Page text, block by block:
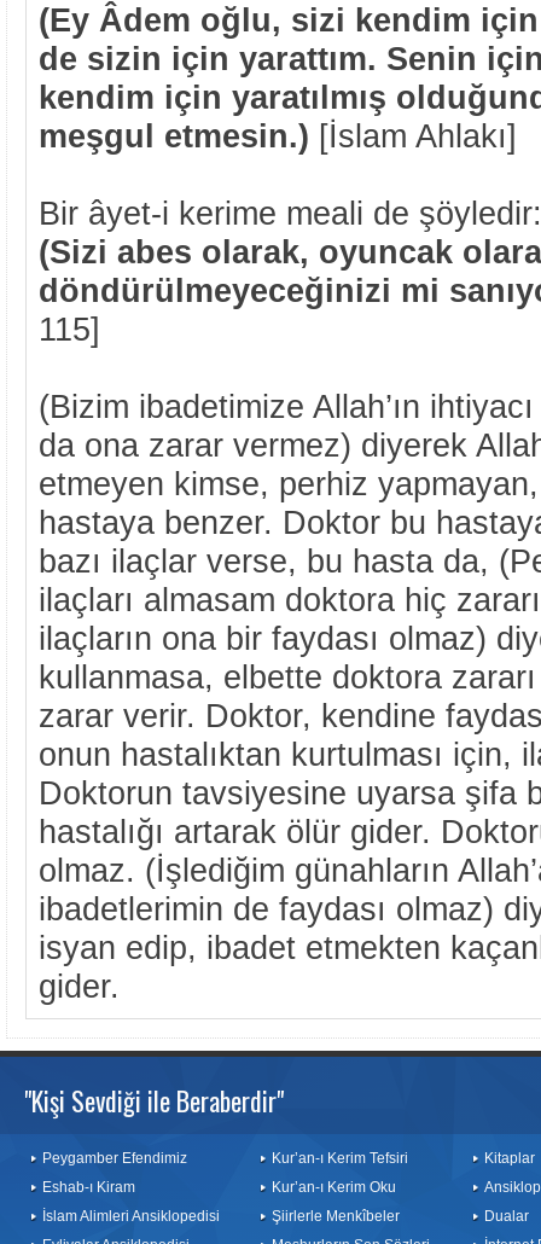
(Ey Âdem oğlu, sizi kendim
de sizin için yarattım. Senin
kendim için yaratılmış
meşgul etmesin.) [İslam Ahlakı]
Bir âyet-i kerime meali de şöyledir:
(Sizi abes olarak, oyuncak
döndürülmeyeceğinizi mi
115]
(Bizim ibadetimize Allah’ın
da ona zarar vermez) diyerek
etmeyen kimse, perhiz
hastaya benzer. Doktor bu
bazı ilaçlar verse, bu hasta da,
ilaçları almasam doktora hiç
ilaçların ona bir faydası olmaz)
kullanmasa, elbette doktora
zarar verir. Doktor, kendine
onun hastalıktan kurtulması için,
Doktorun tavsiyesine uyarsa şifa
hastalığı artarak ölür gider.
olmaz. (İşlediğim günahların
ibadetlerimin de faydası olmaz)
isyan edip, ibadet etmekten
gider.
"Kişi Sevdiği ile Beraberdir"
Peygamber Efendimiz
Eshab-ı Kiram
İslam Alimleri Ansiklopedisi
Kur’an-ı Kerim Tefsiri
Kur’an-ı Kerim Oku
Şiirlerle Menkîbeler
Kitaplar
Dualar